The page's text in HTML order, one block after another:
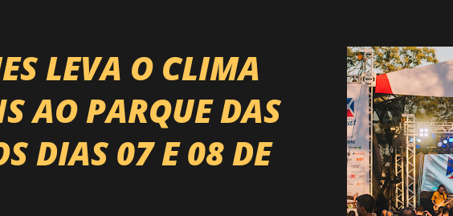
do país enfrentando as
O impacto é tão grande que o
Expozebu Rodeo Shows . E não
🎤 LINE-UP NACIONAL
atrações gigantes da música
LEVA O CLIMA
AO PARQUE DAS
DIAS 07 E 08 DE